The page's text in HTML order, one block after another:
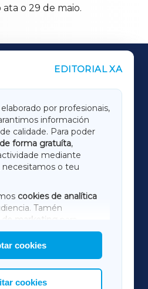
o 29 de maio.
EDITORIAL XA
por profesionais,
información
calidade. Para poder
de forma gratuíta,
mediante
necesitamos o teu
cookies de analítica
Tamén
de marketing
terceiros.
a elección das
permitir.
cookies
cookies
LUGOXA